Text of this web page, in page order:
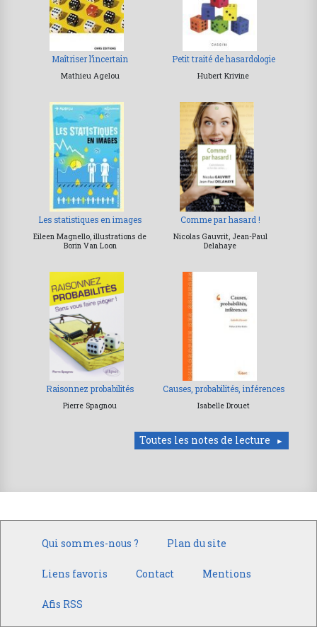
Maîtriser l’incertain
Mathieu Agelou
Petit traité de hasardologie
Hubert Krivine
Les statistiques en images
Eileen Magnello, illustrations de
Borin Van Loon
Comme par hasard !
Nicolas Gauvrit, Jean-Paul
Delahaye
Raisonnez probabilités
Pierre Spagnou
Causes, probabilités, inférences
Isabelle Drouet
Toutes les notes de lecture
Qui sommes-nous ? Plan du site
Liens favoris Contact Mentions
Afis RSS